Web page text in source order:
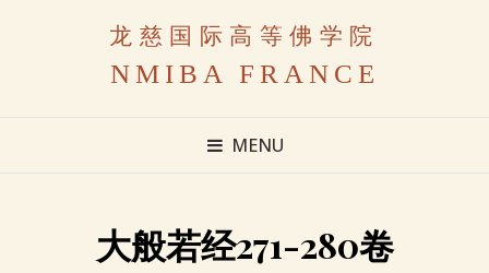
龙慈国际高等佛学院
NMIBA FRANCE
MENU
大般若经271-280卷